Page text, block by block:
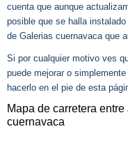
cuenta que aunque
posible que se halla
de Galerias cuernavaca que
Si por cualquier motivo ves
puede mejorar o
hacerlo en el pie de esta
Mapa de carretera
cuernavaca